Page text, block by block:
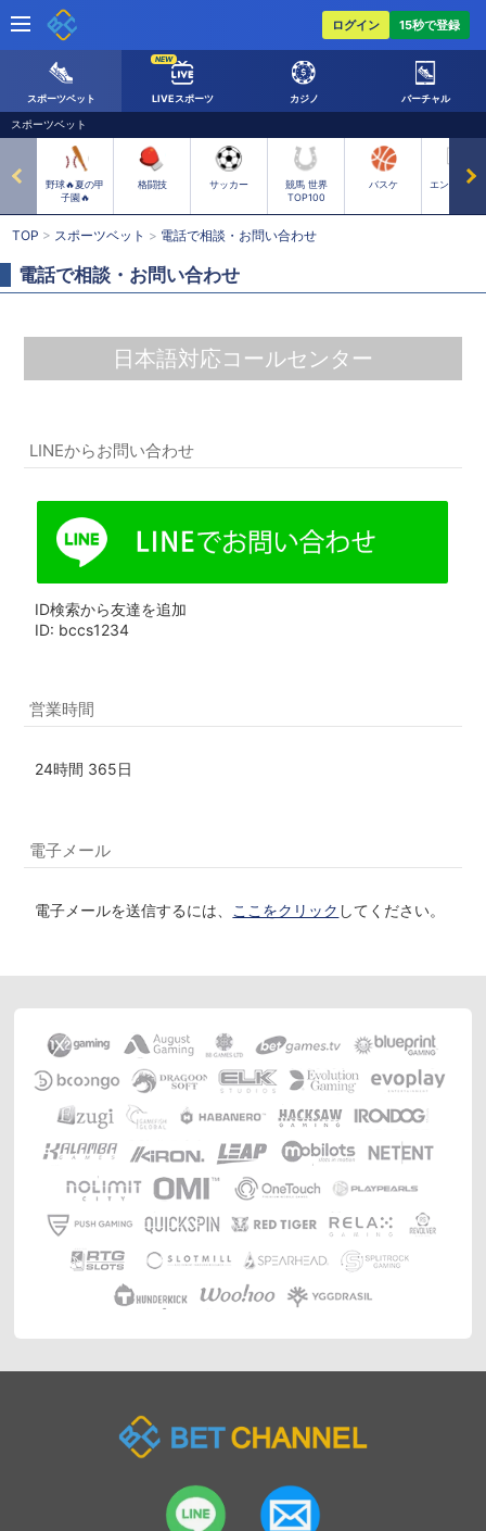
スポーツベット
NEW
LIVEスポーツ カジノ バーチャル
ログイン 15秒で登録
スポーツベット
日本語
(+9) EUオッズ
お問い合わせ
野球🔥夏の甲
子園🔥
格闘技 サッカー
競馬 世界
TOP100
バスケ エンタメ 選
TOP > スポーツベット > 電話で相談・お問い合わせ
電話で相談・お問い合わせ
日本語対応コールセンター
LINEからお問い合わせ
ID検索から友達を追加
ID: bccs1234
営業時間
24時間 365日
電子メール
電子メールを送信するには、 ここをクリック してください。